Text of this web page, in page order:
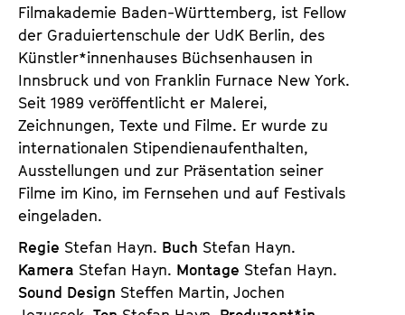
Filmakademie Baden-Württemberg, ist Fellow
der Graduiertenschule der UdK Berlin, des
Künstler*innenhauses Büchsenhausen in
Innsbruck und von Franklin Furnace New York.
Seit 1989 veröffentlicht er Malerei,
Zeichnungen, Texte und Filme. Er wurde zu
internationalen Stipendienaufenthalten,
Ausstellungen und zur Präsentation seiner
Filme im Kino, im Fernsehen und auf Festivals
eingeladen.
Regie Stefan Hayn. Buch Stefan Hayn.
Kamera Stefan Hayn. Montage Stefan Hayn.
Sound Design Steffen Martin, Jochen